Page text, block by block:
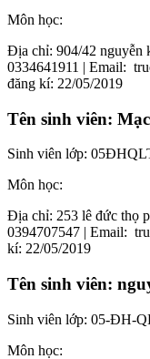
Môn học:
Địa chỉ: 904/42 nguyễn
0334641911 | Email:
đăng kí: 22/05/2019
Tên sinh viên:
Sinh viên lớp:
Môn học:
Địa chỉ: 253 lê đức thọ
0394707547 | Email:
kí: 22/05/2019
Tên sinh viên:
Sinh viên lớp: 05-ĐH-
Môn học: